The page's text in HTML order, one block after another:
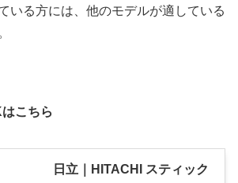
いる方には、他のモデルが適している
こちら
日立｜HITACHI スティック